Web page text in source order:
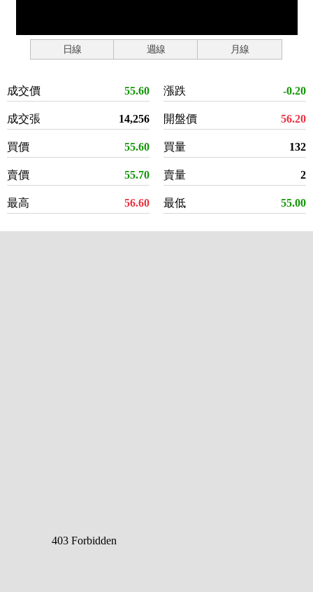
日線 週線 月線
成交價 55.60
成交張 14,256
買價 55.60
賣價 55.70
最高 56.60
漲跌 -0.20
開盤價 56.20
買量 132
賣量 2
最低 55.00